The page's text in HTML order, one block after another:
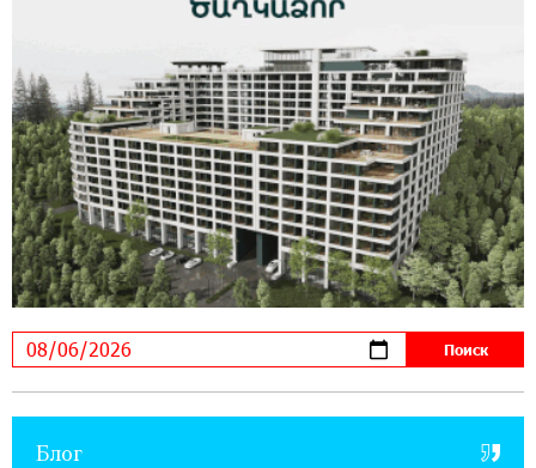
Summit: IDBank представил инновационное
14:44:13 29-07-2026
Состоялось открытие Khachaturian Rooftop
при поддержке IDBank
18:38:18 28-07-2026
Пашинян ты упустил свой шанс уйти
спокойно. Аршак Карапетян
12:04:53 28-07-2026
Обновленный Центр продаж и обслуживания
Блог